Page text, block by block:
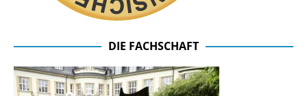
DIE FACHSCHAFT